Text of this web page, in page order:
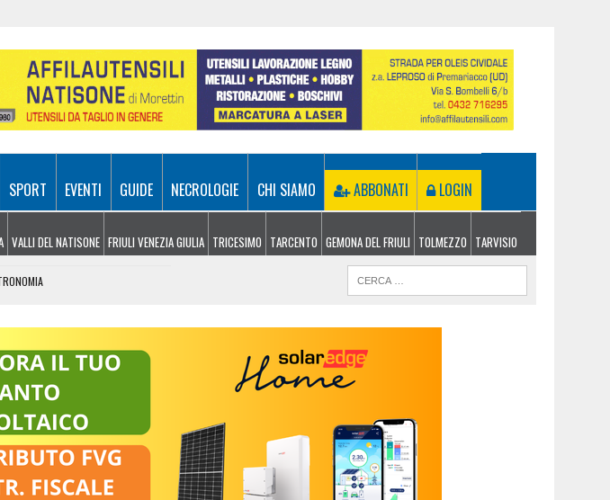
SPORT EVENTI GUIDE NECROLOGIE CHI SIAMO ABBONATI LOGIN
VALLI DEL NATISONE FRIULI VENEZIA GIULIA TRICESIMO TARCENTO GEMONA DEL FRIULI TOLMEZZO TARVISIO
D’AGOSTO